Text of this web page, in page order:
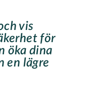
vis
för
öka dina
en lägre